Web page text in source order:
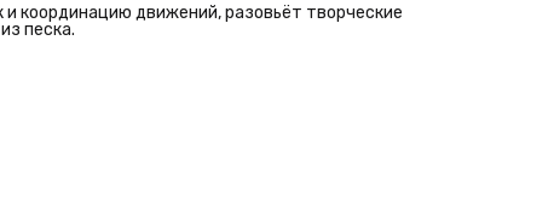
и координацию движений, разовьёт творческие
песка.